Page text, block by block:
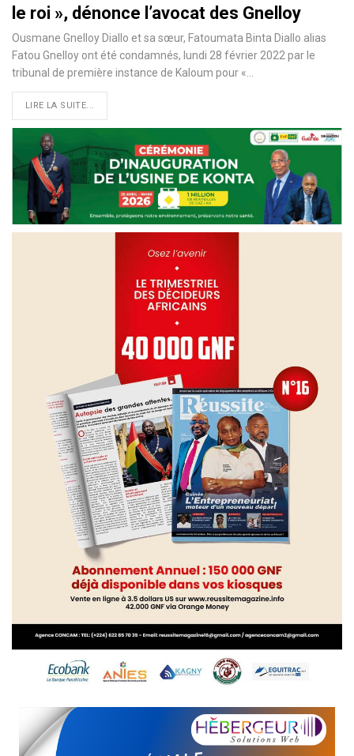
le roi », dénonce l’avocat des Gnelloy
Ousmane Gnelloy Diallo et sa sœur, Fatoumata Binta Diallo alias
Fatou Gnelloy ont été condamnés, lundi 28 février 2022 par le
tribunal de première instance de Kaloum pour «…
LIRE LA SUITE...